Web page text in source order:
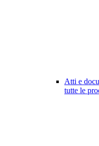
Atti e
tutte le